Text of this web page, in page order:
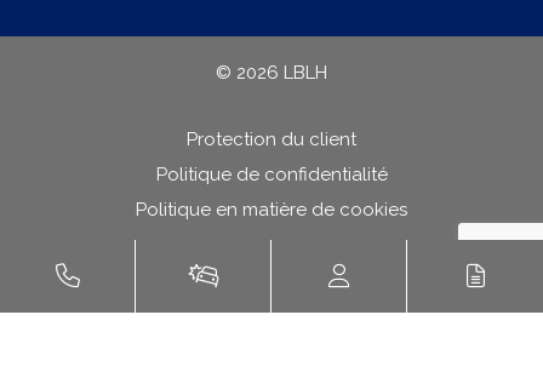
© 2026 LBLH
Protection du client
Politique de confidentialité
Politique en matière de cookies